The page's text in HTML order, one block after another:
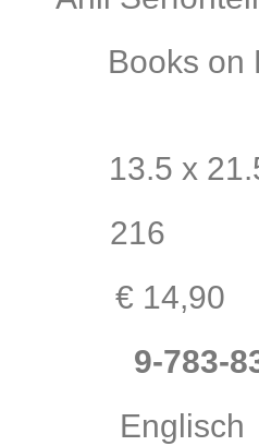
Books on
13.5 x
216
€ 14,90
9-783-
Englisch